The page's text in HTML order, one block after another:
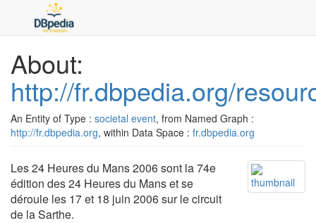
About:
http://fr.dbpedia.org/
An Entity of Type : societal event, from Named Graph :
http://fr.dbpedia.org, within Data Space : fr.dbpedia.org
Les 24 Heures du Mans 2006 sont la 74e
édition des 24 Heures du Mans et se
déroule les 17 et 18 juin 2006 sur le circuit
de la Sarthe.